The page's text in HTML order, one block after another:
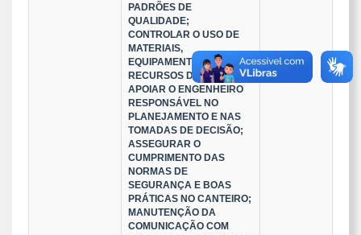
PADRÕES DE
QUALIDADE;
CONTROLAR O USO DE
MATERIAIS,
EQUIPAMENTOS E
RECURSOS DA OBRA;
APOIAR O ENGENHEIRO
RESPONSÁVEL NO
PLANEJAMENTO E NAS
TOMADAS DE DECISÃO;
ASSEGURAR O
CUMPRIMENTO DAS
NORMAS DE
SEGURANÇA E BOAS
PRÁTICAS NO CANTEIRO;
MANUTENÇÃO DA
COMUNICAÇÃO COM